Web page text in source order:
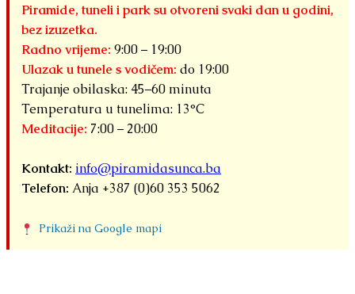
Piramide, tuneli i park su otvoreni svaki dan u godini,
bez izuzetka.
Radno vrijeme: 9:00 – 19:00
Ulazak u tunele s vodičem: do 19:00
Trajanje obilaska: 45–60 minuta
Temperatura u tunelima: 13°C
Meditacije: 7:00 – 20:00
Kontakt: info@piramidasunca.ba
Telefon: Anja +387 (0)60 353 5062
Prikaži na Google mapi